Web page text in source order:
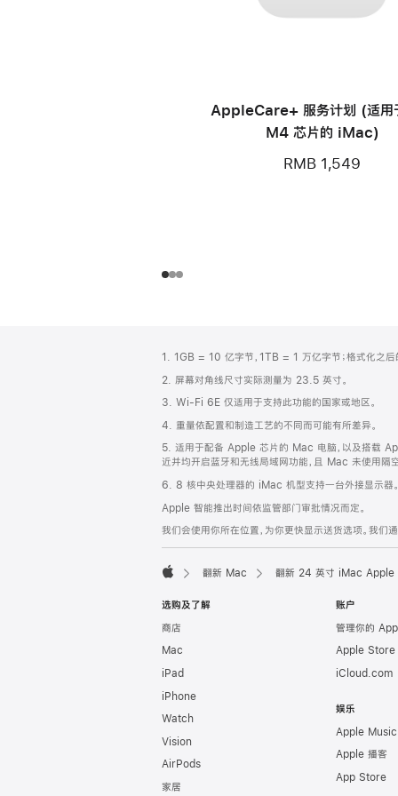
AppleCare+ 服务计划 (适用
M4 芯片的 iMac)
RMB 1,549
页
脚
注
1. 1GB = 10 亿字节，1TB = 1 万亿字节；格式化之后
2. 屏幕对角线尺寸实际测量为 23.5 英寸。
3. Wi-Fi 6E 仅适用于支持此功能的国家或地区。
4. 重量依配置和制造工艺的不同而可能有所差异。
5. 适用于配备 Apple 芯片的 Mac 电脑，以及搭载
近并均开启蓝牙和无线局域网功能，且 Mac 未使用
6. 8 核中央处理器的 iMac 机型支持一台外接显示器
Apple 智能推出时间依监管部门审批情况而定。
我们会使用你所在位置，为你更快显示送货选项。我
翻新 Mac 翻新 24 英寸 iMac Apple
选购及了解
商店
Mac
iPad
iPhone
Watch
Vision
AirPods
家居
账户
管理你的
Apple Store
iCloud.com
娱乐
Apple Music
Apple 播客
App Store